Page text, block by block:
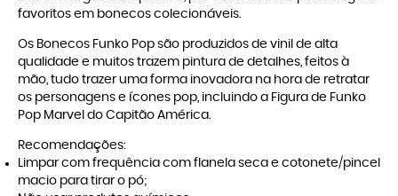
favoritos em bonecos colecionáveis.
Os Bonecos Funko Pop são produzidos de vinil de alta
qualidade e muitos trazem pintura de detalhes, feitos à
mão, tudo trazer uma forma inovadora na hora de retratar
os personagens e ícones pop, incluindo a Figura de Funko
Pop Marvel do Capitão América.
Recomendações:
Limpar com frequência com flanela seca e cotonete/pincel
macio para tirar o pó;